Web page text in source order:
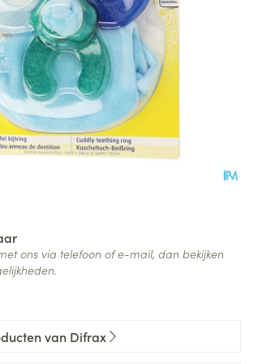
ons via telefoon of e-mail, dan bekijken
van Difrax